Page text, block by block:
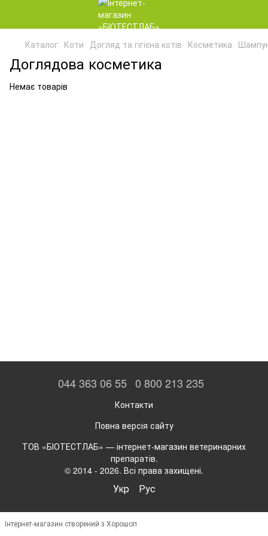
Каталог Коти Догляд та гігієна котів Косметика
Доглядова косметика
Немає товарів
044 363 06 55 0 800 213 235
Контакти
Повна версія сайту
ТОВ «БІОТЕСТЛАБ» — інтернет-магазин ветеринарних
препаратів.
© 2014 - 2026. Всі права захищені.
Укр Рус
Інтернет-магазин створений з Хорошоп